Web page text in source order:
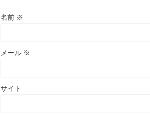
名前 ※
メール ※
サイト